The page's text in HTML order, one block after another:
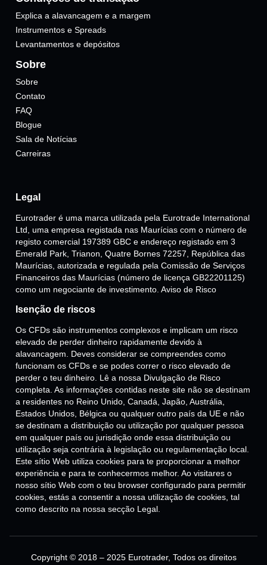
Explica a alavancagem e a margem
Instrumentos e Spreads
Levantamentos e depósitos
Sobre
Sobre
Contato
FAQ
Blogue
Sala de Notícias
Carreiras
Legal
Eurotrader é uma marca utilizada pela Eurotrade International
Ltd, uma empresa registada nas Maurícias com o número de
registo comercial 197389 GBC e endereço registado em 3
Emerald Park, Trianon, Quatre Bornes 72257, República das
Maurícias, autorizada e regulada pela Comissão de Serviços
Financeiros das Maurícias (número de licença GB22201125)
como um negociante de investimento. Aviso de Risco
Isenção de riscos
Os CFDs são instrumentos complexos e implicam um risco
elevado de perder dinheiro rapidamente devido à
alavancagem. Deves considerar se compreendes como
funcionam os CFDs e se podes correr o risco elevado de
perder o teu dinheiro. Lê a nossa Divulgação de Risco
completa. As informações contidas neste site não se destinam
a residentes no Reino Unido, Canadá, Japão, Austrália,
Estados Unidos, Bélgica ou qualquer outro país da UE e não
se destinam a distribuição ou utilização por qualquer pessoa
em qualquer país ou jurisdição onde essa distribuição ou
utilização seja contrária à legislação ou regulamentação local.
Este sítio Web utiliza cookies para te proporcionar a melhor
experiência e para te conhecermos melhor. Ao visitares o
nosso sítio Web com o teu browser configurado para permitir
cookies, estás a consentir a nossa utilização de cookies, tal
como descrito na nossa secção Legal.
Copyright © 2018 – 2025 Eurotrader, Todos os direitos